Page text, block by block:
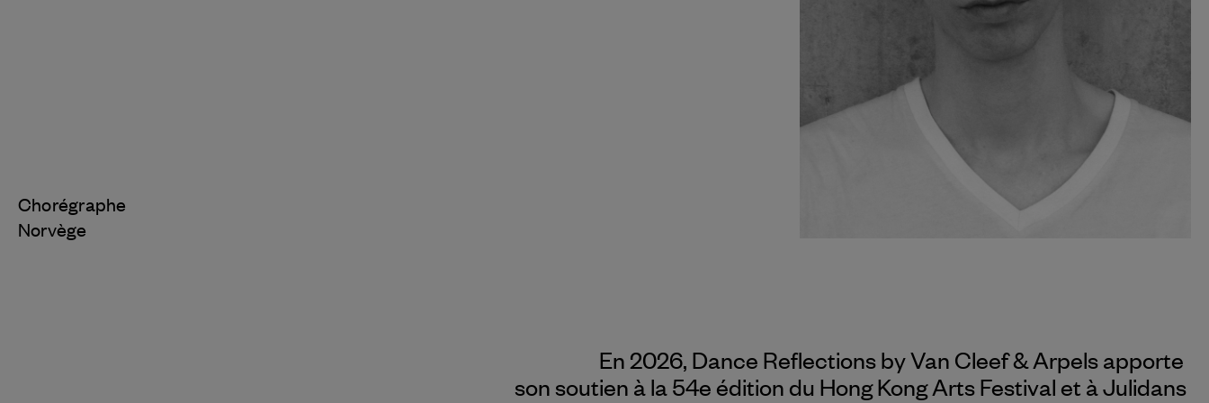
Chorégraphe
Norvège
En 2026, Dance Reflections byVan Cleef & Arpelsapporte
son soutien à la 54e édition du Hong Kong Arts Festival et à Julidans